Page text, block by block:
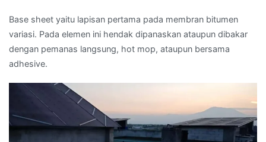
Base sheet yaitu lapisan pertama pada membran bitumen
variasi. Pada elemen ini hendak dipanaskan ataupun dibakar
dengan pemanas langsung, hot mop, ataupun bersama
adhesive.